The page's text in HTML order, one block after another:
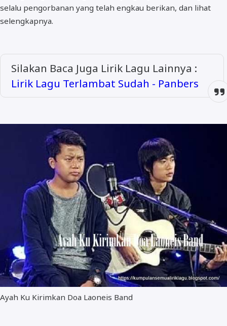
selalu pengorbanan yang telah engkau berikan, dan lihat
selengkapnya.
Silakan Baca Juga Lirik Lagu Lainnya :
Lirik Lagu Terlambat Sudah - Panbers
Ayah Ku Kirimkan Doa Laoneis Band